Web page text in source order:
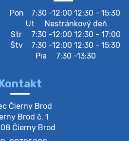
odpadu plastu-
že v stredu 05. augusta
odpadu plastu. Prosíme
s odpadom vyložili pred dom už
prerušení dodávky
v určitých dňoch bude v
obce plánované prerušenie
Pon
7:30 -12:00 12:30 - 15:30
Ut
Nestránkový deň
Str
7:30 -12:00 12:30 - 17:00
Štv
7:30 -12:00 12:30 - 15:30
Pia
7:30 -13:30
Čierny Brod
Brod č. 1
Čierny Brod